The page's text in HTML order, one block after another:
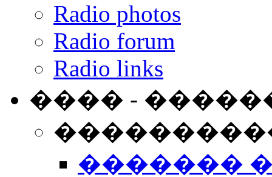
Radio photos
Radio forum
Radio links
���� -
�������